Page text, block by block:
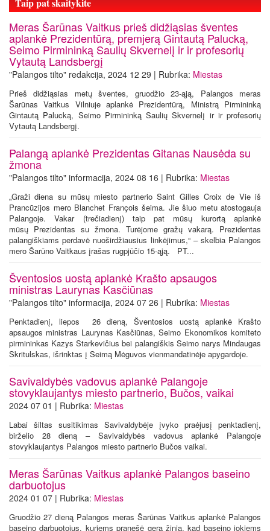
Meras Šarūnas Vaitkus prieš didžiąsias šventes
aplankė Prezidentūrą, premjerą Gintautą Palucką,
Seimo Pirmininką Saulių Skvernelį ir ir profesorių
Vytautą Landsbergį
"Palangos tilto" redakcija, 2024 12 29 | Rubrika: Miestas
Prieš didžiąsias metų šventes, gruodžio 23-ąją, Palangos meras
Šarūnas Vaitkus Vilniuje aplankė Prezidentūrą, Ministrą Pirmininką
Gintautą Palucką, Seimo Pirmininką Saulių Skvernelį ir ir profesorių
Vytautą Landsbergį.
Palangą aplankė Prezidentas Gitanas Nausėda su
žmona
"Palangos tilto" informacija, 2024 08 16 | Rubrika: Miestas
„Graži diena su mūsų miesto partnerio Saint Gilles Croix de Vie iš
Prancūzijos mero Blanchet François šeima. Jie šiuo metu atostogauja
Palangoje. Vakar (trečiadienį) taip pat mūsų kurortą aplankė
mūsų Prezidentas su žmona. Turėjome gražų vakarą. Prezidentas
palangiškiams perdavė nuoširdžiausius linkėjimus,“ – skelbia Palangos
mero Šarūno Vaitkaus įrašas rugpjūčio 15-ąją. PT...
Šventosios uostą aplankė Krašto apsaugos
ministras Laurynas Kasčiūnas
"Palangos tilto" informacija, 2024 07 26 | Rubrika: Miestas
Penktadienį, liepos 26 dieną, Šventosios uostą aplankė Krašto
apsaugos ministras Laurynas Kasčiūnas, Seimo Ekonomikos komiteto
pirmininkas Kazys Starkevičius bei palangiškis Seimo narys Mindaugas
Skritulskas, išrinktas į Seimą Mėguvos vienmandatinėje apygardoje.
Savivaldybės vadovus aplankė Palangoje
stovyklaujantys miesto partnerio, Bučos, vaikai
2024 07 01 | Rubrika: Miestas
Labai šiltas susitikimas Savivaldybėje įvyko praėjusį penktadienį,
birželio 28 dieną – Savivaldybės vadovus aplankė Palangoje
stovyklaujantys Palangos miesto partnerio Bučos vaikai.
Meras Šarūnas Vaitkus aplankė Palangos baseino
darbuotojus
2024 01 07 | Rubrika: Miestas
Gruodžio 27 dieną Palangos meras Šarūnas Vaitkus aplankė Palangos
baseino darbuotojus, kuriems pranešė gerą žinią, kad baseino jokiems